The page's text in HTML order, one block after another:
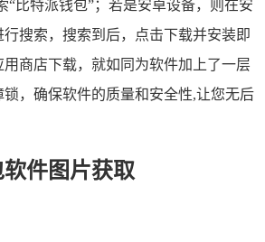
“比特派钱包”；若是安卓设备，则在安
搜索，搜索到后，点击下载并安装即
用商店下载，就如同为软件加上了一层
锁，确保软件的质量和安全性,让您无后
件图片获取